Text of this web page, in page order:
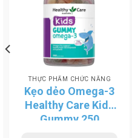
THỰC PHẨM CHỨC NĂNG
Kẹo dẻo Omega-3
Healthy Care Kids
Gummy 250